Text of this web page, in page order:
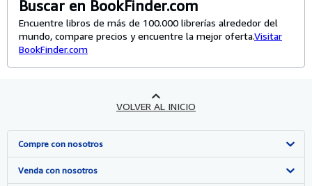
Buscar en BookFinder.com
Encuentre libros de más de 100.000 librerías alrededor del
mundo, compare precios y encuentre la mejor oferta.Visitar
BookFinder.com
VOLVER AL INICIO
Compre con nosotros
Búsqueda avanzada
Venda con nosotros